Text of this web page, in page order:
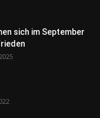
sich im September